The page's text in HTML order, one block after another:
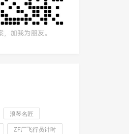
浪琴名匠
ZF厂飞行员计时